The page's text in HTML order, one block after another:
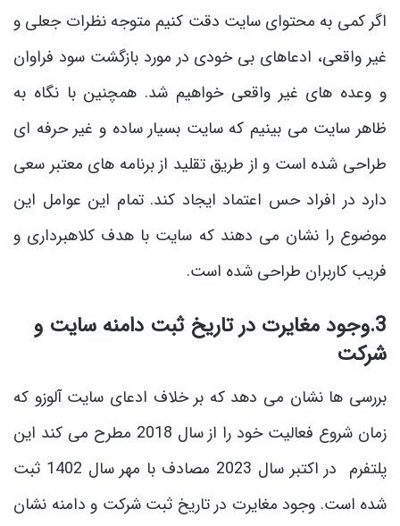
اگر کمی به محتوای سایت دقت کنیم متوجه نظرات جعلی و
غیر واقعی، ادعاهای بی خودی در مورد بازگشت سود فراوان
و وعده های غیر واقعی خواهیم شد. همچنین با نگاه به
ظاهر سایت می بینیم که سایت بسیار ساده و غیر حرفه ای
طراحی شده است و از طریق تقلید از برنامه های معتبر سعی
دارد در افراد حس اعتماد ایجاد کند. تمام این عوامل این
موضوع را نشان می دهند که سایت با هدف کلاهبرداری و
فریب کاربران طراحی شده است.
3.وجود مغایرت در تاریخ ثبت دامنه سایت و
شرکت
بررسی ها نشان می دهد که بر خلاف ادعای سایت آلوزو که
زمان شروع فعالیت خود را از سال 2018 مطرح می کند این
پلتفرم در اکتبر سال 2023 مصادف با مهر سال 1402 ثبت
شده است. وجود مغایرت در تاریخ ثبت شرکت و دامنه نشان